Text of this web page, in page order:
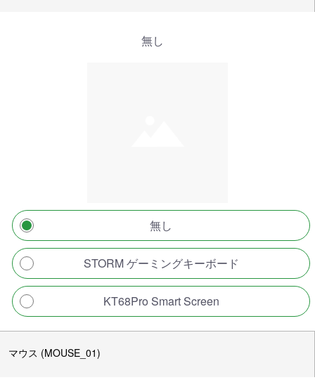
無し
無し
STORM ゲーミングキーボード
KT68Pro Smart Screen
マウス (MOUSE_01)